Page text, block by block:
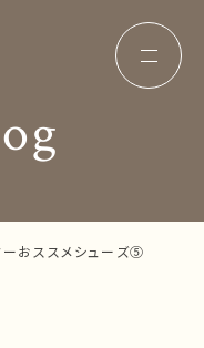
プト
敷き
概要
ーおススメシューズ⑤